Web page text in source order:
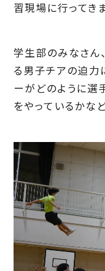
習現場に行ってき
学生部のみなさん
る男子チアの迫力
ーがどのように選
をやっているかな